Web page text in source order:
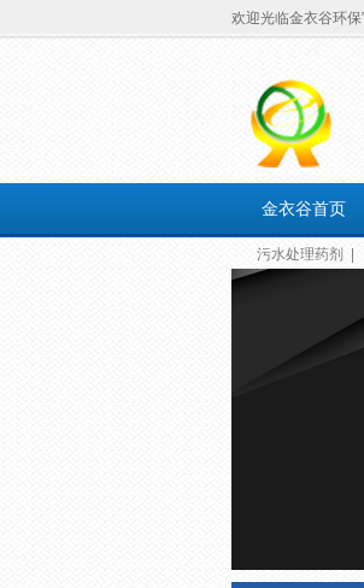
欢迎光临金衣谷环保
金衣谷首页
污水处理药剂